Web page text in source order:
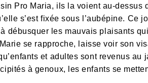
Pro Maria, ils la voient au-
s’est fixée sous l’aubépine. Ce
débusquer les mauvais plaisants
se rapproche, laisse voir son
et adultes sont revenus
à genoux, les enfants se